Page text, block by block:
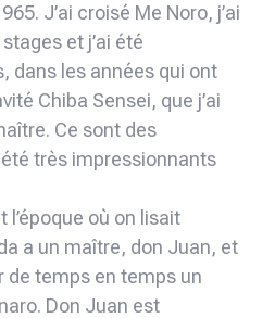
J’ai croisé Me Noro, j’ai
et j’ai été
dans les années qui ont
Chiba Sensei, que j’ai
Ce sont des
très impressionnants
l’époque où on lisait
a un maître, don Juan, et
temps en temps un
Don Juan est